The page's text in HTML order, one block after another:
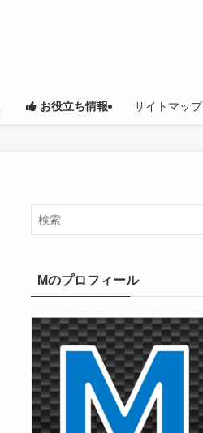
お役立ち情報 サイトマップ
Mのプロフィール